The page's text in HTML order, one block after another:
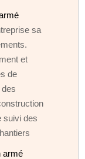
sa
et
de
suivi des
armé